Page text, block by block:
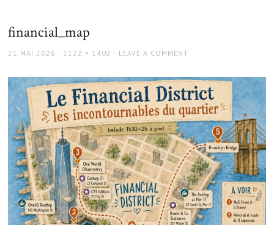
financial_map
POSTED
21 MAI 2026
FULL
1122 × 1402 LEAVE A COMMENT